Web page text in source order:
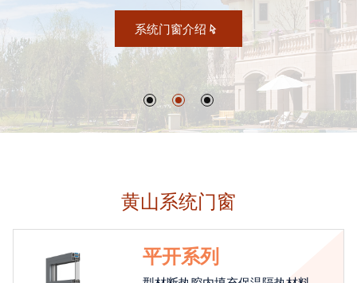
系统门窗介绍
黄山系统门窗
平开系列